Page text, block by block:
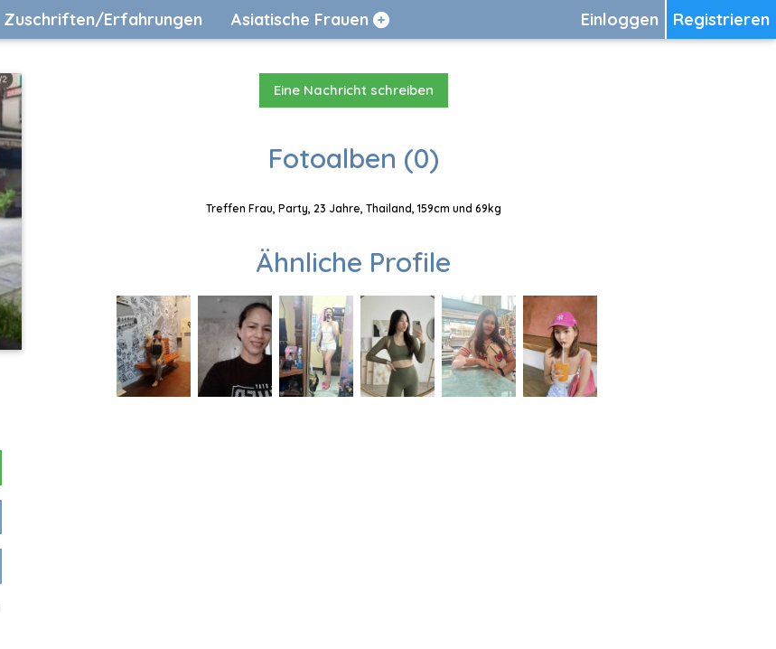
Registrieren
Einloggen
Zuschriften/Erfahrungen Asiatische Frauen
Eine Nachricht schreiben
Fotoalben (0)
Treffen Frau, Party, 23 Jahre, Thailand, 159cm und 69kg
Ähnliche Profile